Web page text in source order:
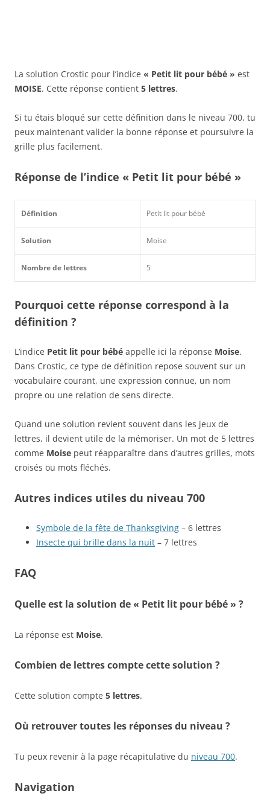
La solution Crostic pour l’indice « Petit lit pour bébé » est
MOISE. Cette réponse contient 5 lettres.
Si tu étais bloqué sur cette définition dans le niveau 700, tu
peux maintenant valider la bonne réponse et poursuivre la
grille plus facilement.
Réponse de l’indice « Petit lit pour bébé »
Définition Petit lit pour bébé
Solution Moise
Nombre de lettres 5
Pourquoi cette réponse correspond à la
définition ?
L’indice Petit lit pour bébé appelle ici la réponse Moise.
Dans Crostic, ce type de définition repose souvent sur un
vocabulaire courant, une expression connue, un nom
propre ou une relation de sens directe.
Quand une solution revient souvent dans les jeux de
lettres, il devient utile de la mémoriser. Un mot de 5 lettres
comme Moise peut réapparaître dans d’autres grilles, mots
croisés ou mots fléchés.
Autres indices utiles du niveau 700
Symbole de la fête de Thanksgiving – 6 lettres
Insecte qui brille dans la nuit – 7 lettres
FAQ
Quelle est la solution de « Petit lit pour bébé » ?
La réponse est Moise.
Combien de lettres compte cette solution ?
Cette solution compte 5 lettres.
Où retrouver toutes les réponses du niveau ?
Tu peux revenir à la page récapitulative du niveau 700.
Navigation